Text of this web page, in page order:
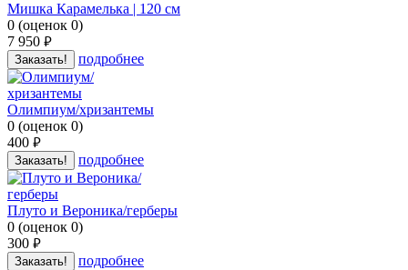
Мишка Карамелька | 120 см
0 (оценок 0)
7 950 руб.
Заказать! подробнее
Олимпиум/хризантемы
0 (оценок 0)
400 руб.
Заказать! подробнее
Плуто и Вероника/герберы
0 (оценок 0)
300 руб.
Заказать!
подробнее